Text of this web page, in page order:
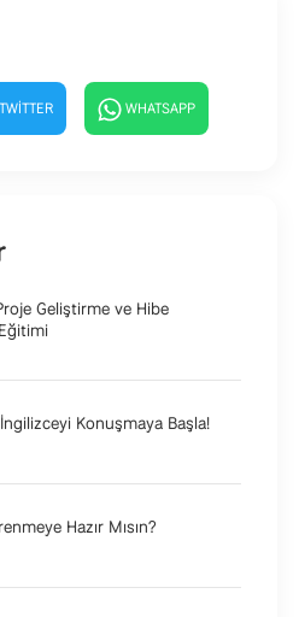
TWITTER WHATSAPP
Geliştirme ve Hibe
Konuşmaya Başla!
Hazır Mısın?